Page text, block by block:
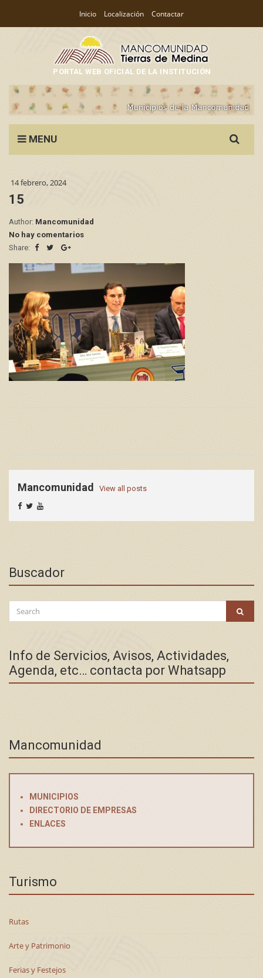
Inicio Localización Contactar
PORTAL WEB OFICIAL DE LA INSTITUCIÓN
MENU
for:
14 febrero, 2024
15
Author: Mancomunidad
No hay comentarios
Share:
Mancomunidad View all posts
Buscador
Search
for:
Info de Servicios, Avisos, Actividades,
Agenda, etc… contacta por Whatsapp
Mancomunidad
MUNICIPIOS
DIRECTORIO DE EMPRESAS
ENLACES
Turismo
Rutas
Arte y Patrimonio
Ferias y Festejos